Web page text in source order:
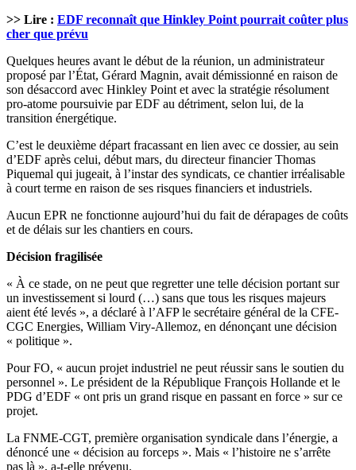
>> Lire : EDF reconnaît que Hinkley Point pourrait coûter plus
cher que prévu
Quelques heures avant le début de la réunion, un administrateur
proposé par l’État, Gérard Magnin, avait démissionné en raison de
son désaccord avec Hinkley Point et avec la stratégie résolument
pro-atome poursuivie par EDF au détriment, selon lui, de la
transition énergétique.
C’est le deuxième départ fracassant en lien avec ce dossier, au sein
d’EDF après celui, début mars, du directeur financier Thomas
Piquemal qui jugeait, à l’instar des syndicats, ce chantier irréalisable
à court terme en raison de ses risques financiers et industriels.
Aucun EPR ne fonctionne aujourd’hui du fait de dérapages de coûts
et de délais sur les chantiers en cours.
Décision fragilisée
« À ce stade, on ne peut que regretter une telle décision portant sur
un investissement si lourd (…) sans que tous les risques majeurs
aient été levés », a déclaré à l’AFP le secrétaire général de la CFE-
CGC Energies, William Viry-Allemoz, en dénonçant une décision
« politique ».
Pour FO, « aucun projet industriel ne peut réussir sans le soutien du
personnel ». Le président de la République François Hollande et le
PDG d’EDF « ont pris un grand risque en passant en force » sur ce
projet.
La FNME-CGT, première organisation syndicale dans l’énergie, a
dénoncé une « décision au forceps ». Mais « l’histoire ne s’arrête
pas là », a-t-elle prévenu.